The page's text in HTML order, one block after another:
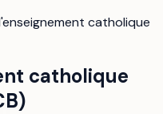
catholique
catholique